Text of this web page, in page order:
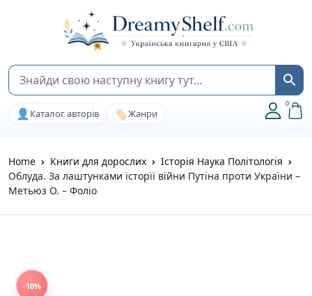
👤 Каталог авторів 🏷️Жанри
0
Home Книги для дорослих
Історія Наука Політологія
Облуда. За лаштунками історії війни Путіна проти України –
Метьюз О. – Фоліо
-10%